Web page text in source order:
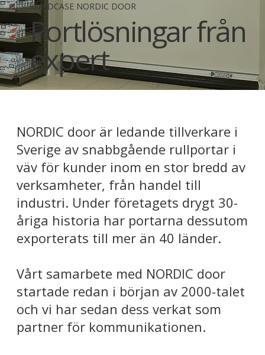
KUNDCASE NORDIC DOOR
Portlösningar från
expert
NORDIC door är ledande tillverkare i
Sverige av snabbgående rullportar i
väv för kunder inom en stor bredd av
verksamheter, från handel till
industri. Under företagets drygt 30-
åriga historia har portarna dessutom
exporterats till mer än 40 länder.
Vårt samarbete med NORDIC door
startade redan i början av 2000-talet
och vi har sedan dess verkat som
partner för kommunikationen.